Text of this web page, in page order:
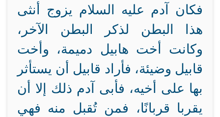
فكان آدم عليه السلام يزوج أنثى
هذا البطن لذكر البطن الآخر،
وكانت أخت هابيل دميمة، وأخت
قابيل وضيئة، فأراد قابيل أن يستأثر
بها على أخيه، فأبى آدم ذلك إلا أن
يقربا قربانًا، فمن تُقبل منه فهي